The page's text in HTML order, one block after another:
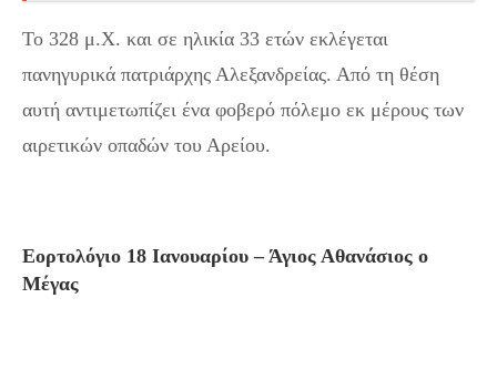
Το 328 μ.Χ. και σε ηλικία 33 ετών εκλέγεται
πανηγυρικά πατριάρχης Αλεξανδρείας. Από τη θέση
αυτή αντιμετωπίζει ένα φοβερό πόλεμο εκ μέρους των
αιρετικών οπαδών του Αρείου.
Εορτολόγιο 18 Ιανουαρίου – Άγιος Αθανάσιος ο
Μέγας